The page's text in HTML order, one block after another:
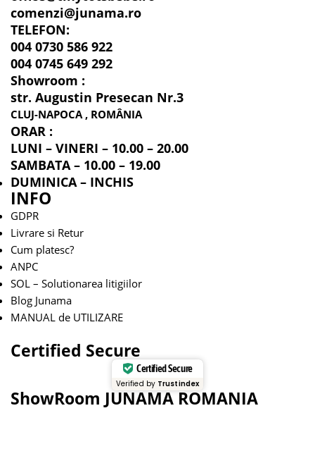
comenzi@junama.ro
TELEFON:
004 0730 586 922
004 0745 649 292
Showroom :
str. Augustin Presecan Nr.3
CLUJ-NAPOCA , ROMÂNIA
ORAR :
LUNI – VINERI – 10.00 – 20.00
SAMBATA – 10.00 – 19.00
DUMINICA – INCHIS
INFO
GDPR
Livrare si Retur
Cum platesc?
ANPC
SOL – Solutionarea litigiilor
Blog Junama
MANUAL de UTILIZARE
Certified Secure
Certified Secure
Verified by Trustindex
ShowRoom JUNAMA ROMANIA